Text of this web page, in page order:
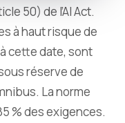
50) de l’AI Act.
à haut risque de
cette date, sont
réserve de
La norme
% des exigences.